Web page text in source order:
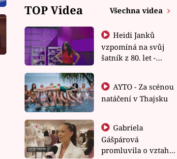
TOP Videa Všechna videa
Heidi Janků
vzpomíná na svůj
šatník z 80. let -
natáčení v Thajsku
Gabriela
Gášpárová
promluvila o vztahu